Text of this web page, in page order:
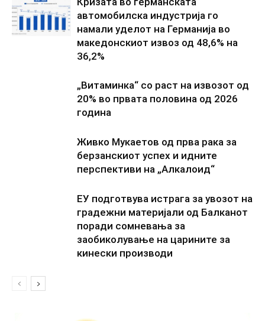
автомобилска индустрија го
намали уделот на Германија во
македонскиот извоз од 48,6% на
36,2%
„Витаминка“ со раст на извозот од
20% во првата половина од 2026
година
Живко Мукаетов од прва рака за
берзанскиот успех и идните
перспективи на „Алкалоид“
ЕУ подготвува истрага за увозот на
градежни материјали од Балканот
поради сомневања за
заобиколување на царините за
кинески производи